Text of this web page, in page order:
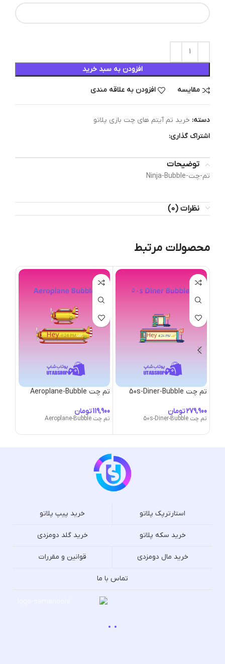
افزودن به سبد خرید
مقایسه افزودن به علاقه مندی
دسته: خرید تم آیتم های چت بازی پلاتو
اشتراک گذاری:
توضیحات
تم-چت-Ninja-Bubble
نظرات (0)
محصولات مرتبط
تم چت 50s-Diner-Bubble
تومان
تم چت 50s-Diner-Bubble
تم چت Aeroplane-Bubble
تومان
تم چت Aeroplane-Bubble
استارترپک پلاتو خرید پیپ پلاتو
خرید سکه پلاتو خرید گلد دومزدی
خرید مال دومزدی قوانین و مقررات
تماس با ما